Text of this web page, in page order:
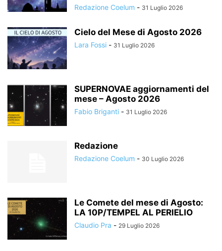
Redazione Coelum - 31 Luglio 2026
Cielo del Mese di Agosto 2026
Lara Fossi - 31 Luglio 2026
SUPERNOVAE aggiornamenti del
mese – Agosto 2026
Fabio Briganti - 31 Luglio 2026
Redazione
Redazione Coelum - 30 Luglio 2026
Le Comete del mese di Agosto:
LA 10P/TEMPEL AL PERIELIO
Claudio Pra - 29 Luglio 2026